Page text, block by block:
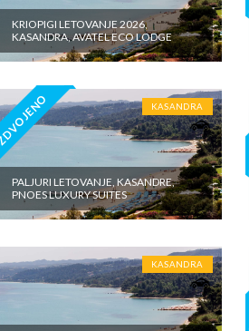
KRIOPIGI LETOVANJE 2026,
KASANDRA, AVATEL ECO LODGE
KASANDRA
PALJURI LETOVANJE, KASANDRE,
PNOES LUXURY SUITES
KASANDRA